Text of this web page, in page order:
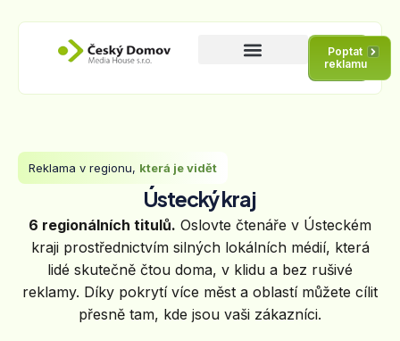
Poptat
reklamu
Reklama v regionu, která je vidět
Ústecký kraj
6 regionálních titulů. Oslovte čtenáře v Ústeckém
kraji prostřednictvím silných lokálních médií, která
lidé skutečně čtou doma, v klidu a bez rušivé
reklamy. Díky pokrytí více měst a oblastí můžete cílit
přesně tam, kde jsou vaši zákazníci.